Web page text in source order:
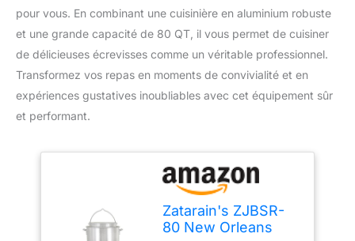
pour vous. En combinant une cuisinière en aluminium robuste
et une grande capacité de 80 QT, il vous permet de cuisiner
de délicieuses écrevisses comme un véritable professionnel.
Transformez vos repas en moments de convivialité et en
expériences gustatives inoubliables avec cet équipement sûr
et performant.
Zatarain's ZJBSR-
80 New Orleans